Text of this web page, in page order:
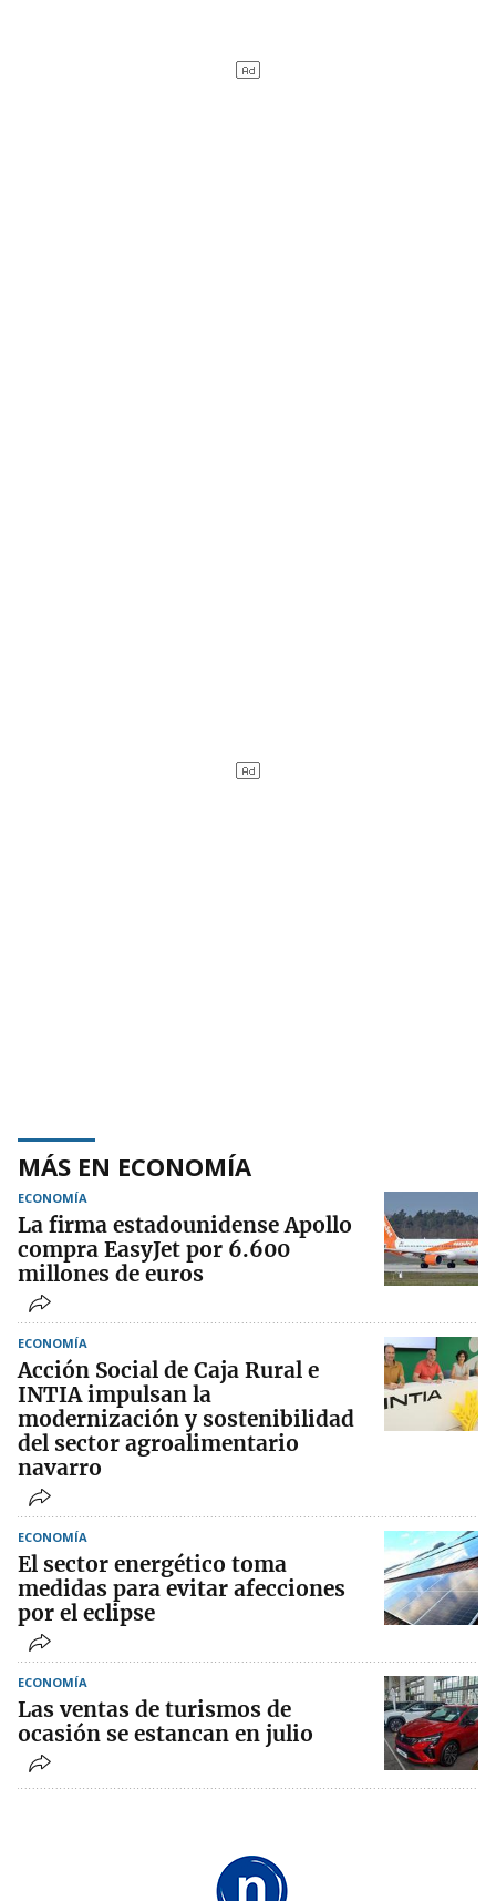
MÁS EN ECONOMÍA
ECONOMÍA
La firma estadounidense Apollo
compra EasyJet por 6.600
millones de euros
ECONOMÍA
Acción Social de Caja Rural e
INTIA impulsan la
modernización y sostenibilidad
del sector agroalimentario
navarro
ECONOMÍA
El sector energético toma
medidas para evitar afecciones
por el eclipse
ECONOMÍA
Las ventas de turismos de
ocasión se estancan en julio